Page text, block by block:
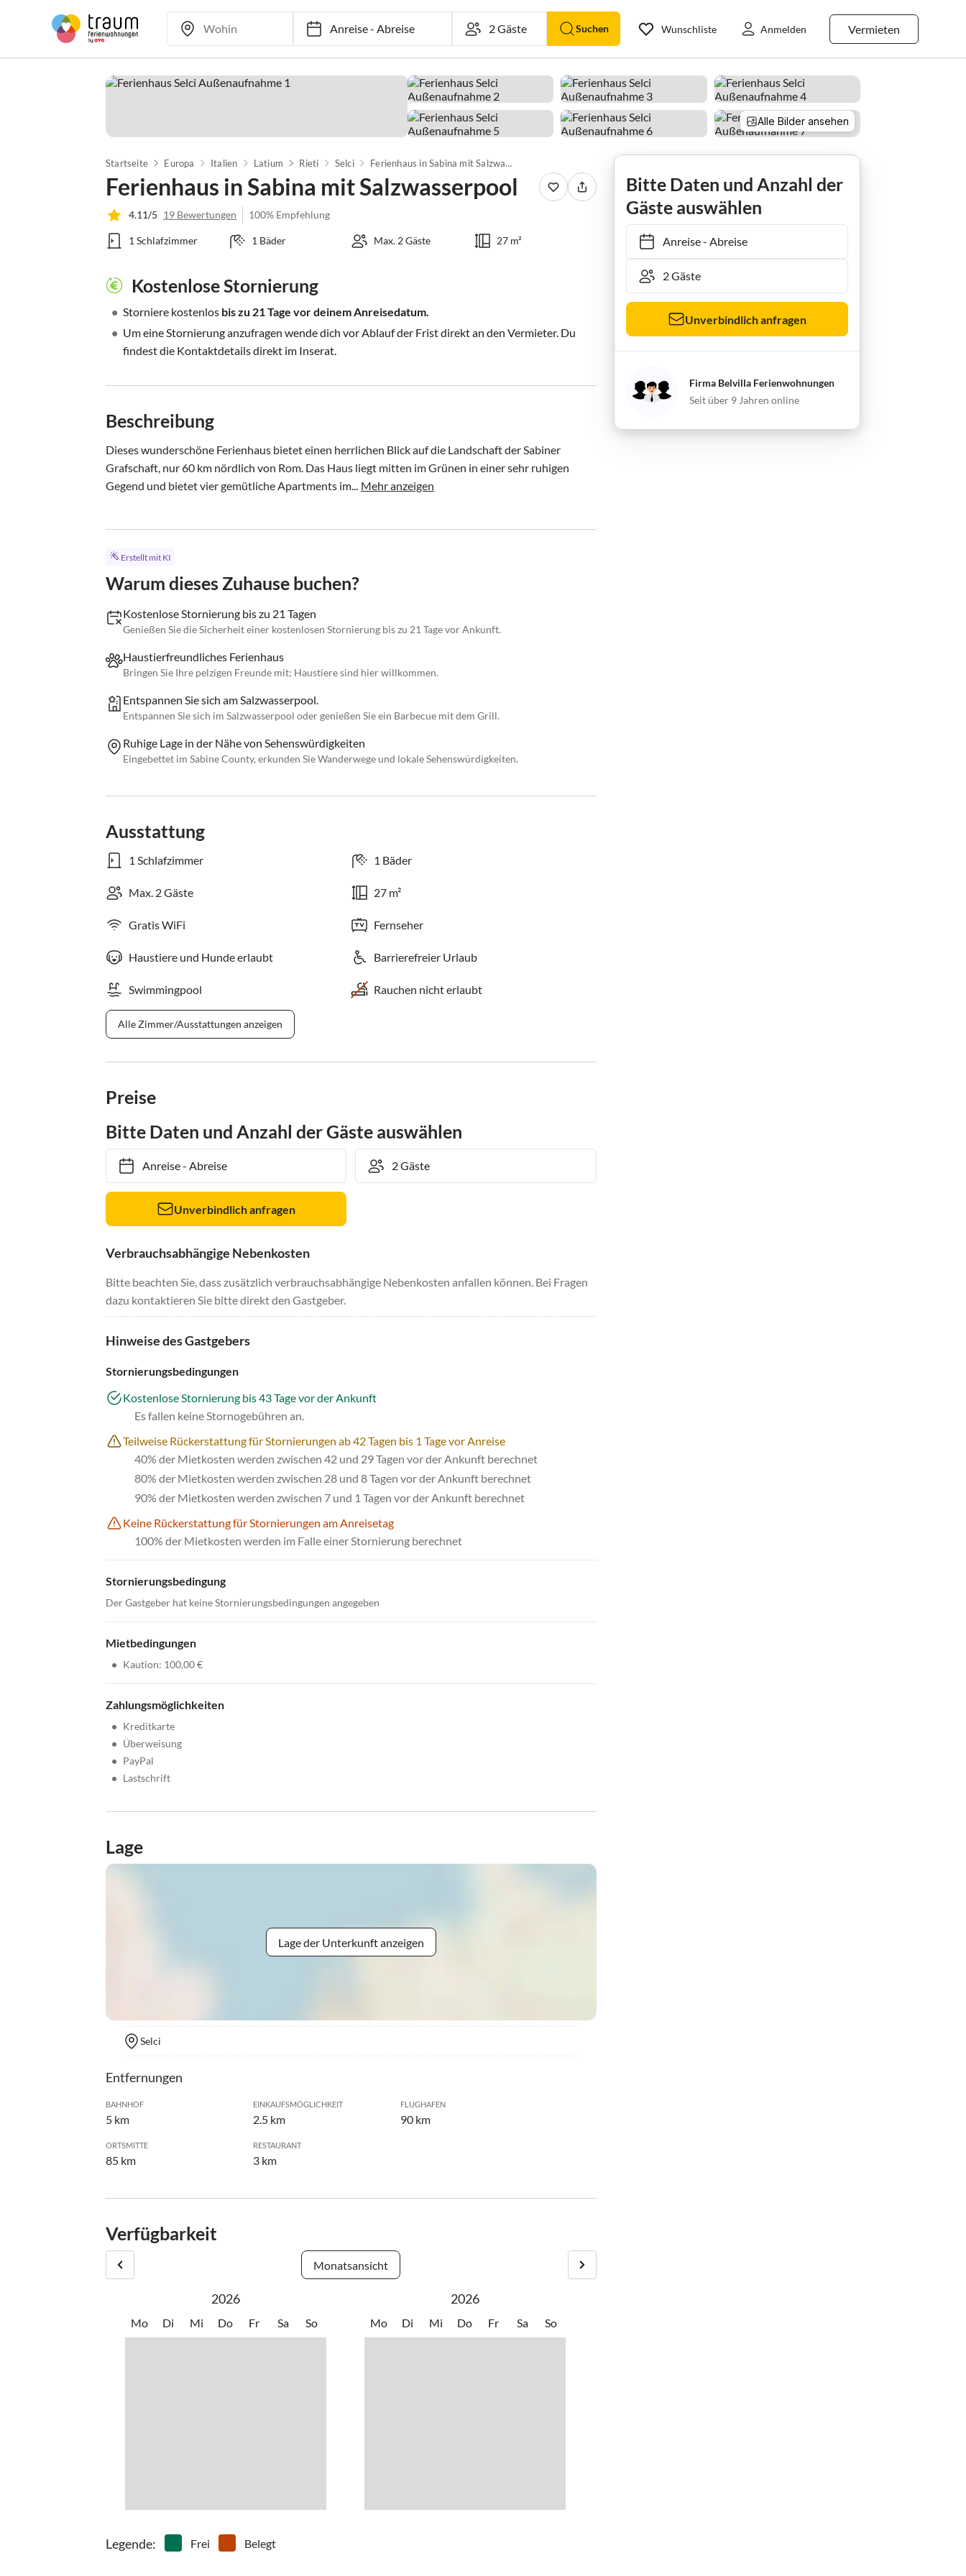
Anreise-Abreise Suchen Vermieten
Wunschliste Anmelden
Alle Bilder ansehen
Startseite Europa Italien Latium Rieti Selci Ferienhaus in Sabina mit Salzwasserpool
Ferienhaus in Sabina mit Salzwasserpool
4.11/5 19 Bewertungen 100% Empfehlung
1 Schlafzimmer 1 Bäder Max. 2 Gäste 27 m²
Kostenlose Stornierung
• Storniere kostenlos bis zu 21 Tage vor deinem Anreisedatum.
• Um eine Stornierung anzufragen wende dich vor Ablauf der Frist direkt an den Vermieter. Du
findest die Kontaktdetails direkt im Inserat.
Beschreibung
Dieses wunderschöne Ferienhaus bietet einen herrlichen Blick auf die Landschaft der Sabiner
Grafschaft, nur 60 km nördlich von Rom. Das Haus liegt mitten im Grünen in einer sehr ruhigen
Gegend und bietet vier gemütliche Apartments im... Mehr anzeigen
Erstellt mit KI
Warum dieses Zuhause buchen?
Kostenlose Stornierung bis zu 21 Tagen
Genießen Sie die Sicherheit einer kostenlosen Stornierung bis zu 21 Tage vor Ankunft.
Haustierfreundliches Ferienhaus
Bringen Sie Ihre pelzigen Freunde mit; Haustiere sind hier willkommen.
Entspannen Sie sich am Salzwasserpool.
Entspannen Sie sich im Salzwasserpool oder genießen Sie ein Barbecue mit dem Grill.
Ruhige Lage in der Nähe von Sehenswürdigkeiten
Eingebettet im Sabine County, erkunden Sie Wanderwege und lokale Sehenswürdigkeiten.
Ausstattung
1 Schlafzimmer 1 Bäder
Max. 2 Gäste 27 m²
Gratis WiFi Fernseher
Haustiere und Hunde erlaubt Barrierefreier Urlaub
Swimmingpool Rauchen nicht erlaubt
Alle Zimmer/Ausstattungen anzeigen
Preise
Bitte Daten und Anzahl der Gäste auswählen
Anreise- Abreise
Unverbindlich anfragen
Verbrauchsabhängige Nebenkosten
Bitte beachten Sie, dass zusätzlich verbrauchsabhängige Nebenkosten anfallen können. Bei Fragen
dazu kontaktieren Sie bitte direkt den Gastgeber.
Hinweise des Gastgebers
Stornierungsbedingungen
Kostenlose Stornierung bis 43 Tage vor der Ankunft
Es fallen keine Stornogebühren an.
Teilweise Rückerstattung für Stornierungen ab 42 Tagen bis 1 Tage vor Anreise
40% der Mietkosten werden zwischen 42 und 29 Tagen vor der Ankunft berechnet
80% der Mietkosten werden zwischen 28 und 8 Tagen vor der Ankunft berechnet
90% der Mietkosten werden zwischen 7 und 1 Tagen vor der Ankunft berechnet
Keine Rückerstattung für Stornierungen am Anreisetag
100% der Mietkosten werden im Falle einer Stornierung berechnet
Stornierungsbedingung
Der Gastgeber hat keine Stornierungsbedingungen angegeben
Mietbedingungen
• Kaution: 100,00 €
Zahlungsmöglichkeiten
• Kreditkarte
• Überweisung
• PayPal
• Lastschrift
Lage
Lage der Unterkunft anzeigen
Selci
Entfernungen
BAHNHOF
5 km
EINKAUFSMÖGLICHKEIT
2.5 km
FLUGHAFEN
90 km
ORTSMITTE
85 km
RESTAURANT
3 km
Verfügbarkeit
Monatsansicht
2026
Mo Di Mi Do Fr Sa So
2026
Mo Di Mi Do Fr Sa So
Legende: Frei Belegt
Bitte Daten und Anzahl der
Gäste auswählen
Anreise- Abreise
Unverbindlich anfragen
Firma Belvilla Ferienwohnungen
Seit über 9 Jahren online